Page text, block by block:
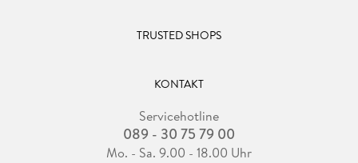
TRUSTED SHOPS
KONTAKT
Servicehotline
089 - 30 75 79 00
Mo. - Sa. 9.00 - 18.00 Uhr